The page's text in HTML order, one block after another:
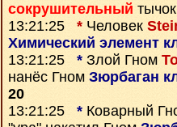
сокрушительный
13:21:25 * Человек
Химический элемент
13:21:25 * Злой Гном
нанёс Гном Зюрбаган
20
13:21:25 * Коварный